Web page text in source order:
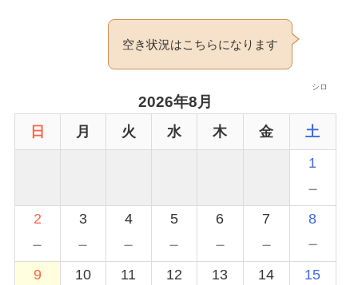
シロ
空き状況はこちらになります
2026年8月
日 月 火 水 木 金
土
1
－
2
－
3
－
4
－
5
－
6
－
7
－
8
－
9 10 11 12 13 14 15